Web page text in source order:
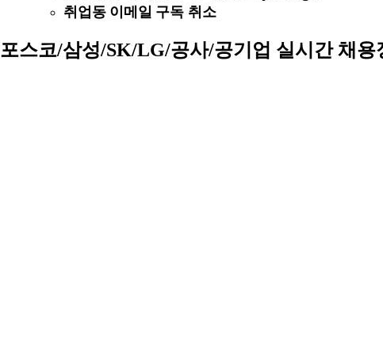
취업동 이메일 구독 취소
포스코/삼성/SK/LG/공사/공기업 실시간 채용